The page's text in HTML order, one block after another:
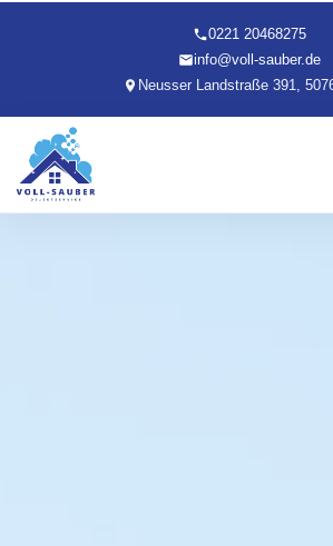
0221 20468275
info@voll-sauber.de
Neusser Landstraße 391,